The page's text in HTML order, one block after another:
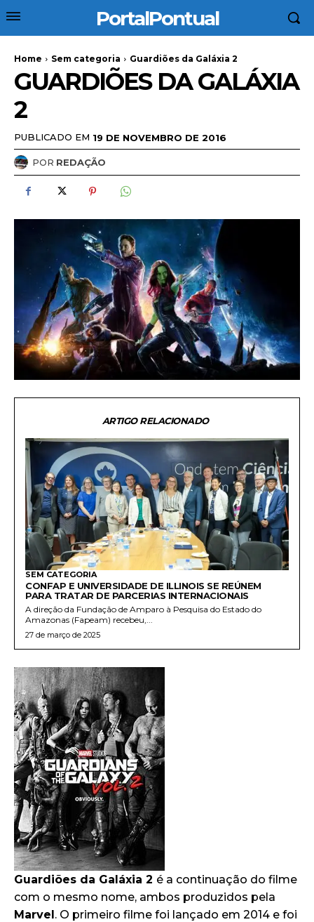
PortalPontual
Home Sem categoria Guardiões da Galáxia 2
GUARDIÕES DA GALÁXIA
2
PUBLICADO EM 19 DE NOVEMBRO DE 2016
POR REDAÇÃO
ARTIGO RELACIONADO
SEM CATEGORIA
CONFAP E UNIVERSIDADE DE ILLINOIS SE REÚNEM
PARA TRATAR DE PARCERIAS INTERNACIONAIS
A direção da Fundação de Amparo à Pesquisa do Estado do
Amazonas (Fapeam) recebeu,...
27 de março de 2025
Guardiões da Galáxia 2 é a continuação do filme
com o mesmo nome, ambos produzidos pela
Marvel. O primeiro filme foi lançado em 2014 e foi